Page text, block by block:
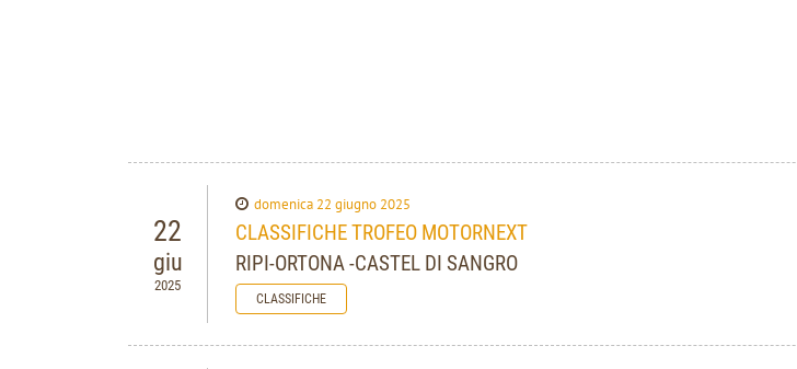
22
giu
2025
domenica 22 giugno 2025
CLASSIFICHE TROFEO MOTORNEXT
RIPI-ORTONA -CASTEL DI SANGRO
CLASSIFICHE